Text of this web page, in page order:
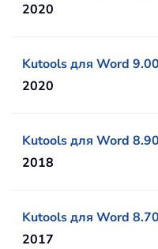
2020
Kutools для Word 9.00
2020
Kutools для Word 8.90
2018
Kutools для Word 8.70
2017